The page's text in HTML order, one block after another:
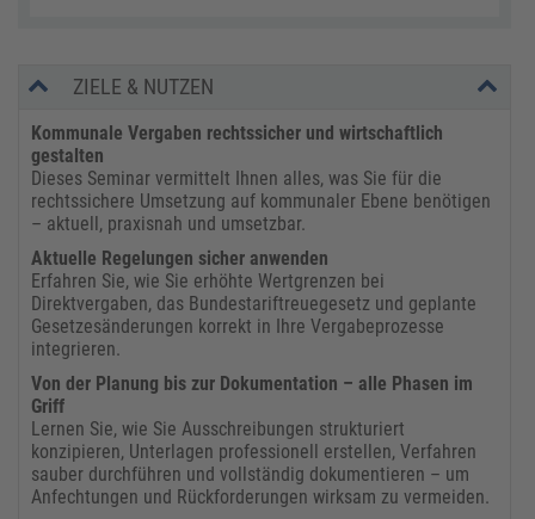
ZIELE & NUTZEN
Kommunale Vergaben rechtssicher und wirtschaftlich
gestalten
Dieses Seminar vermittelt Ihnen alles, was Sie für die
rechtssichere Umsetzung auf kommunaler Ebene benötigen
– aktuell, praxisnah und umsetzbar.
Aktuelle Regelungen sicher anwenden
Erfahren Sie, wie Sie erhöhte Wertgrenzen bei
Direktvergaben, das Bundestariftreuegesetz und geplante
Gesetzesänderungen korrekt in Ihre Vergabeprozesse
integrieren.
Von der Planung bis zur Dokumentation – alle Phasen im
Griff
Lernen Sie, wie Sie Ausschreibungen strukturiert
konzipieren, Unterlagen professionell erstellen, Verfahren
sauber durchführen und vollständig dokumentieren – um
Anfechtungen und Rückforderungen wirksam zu vermeiden.